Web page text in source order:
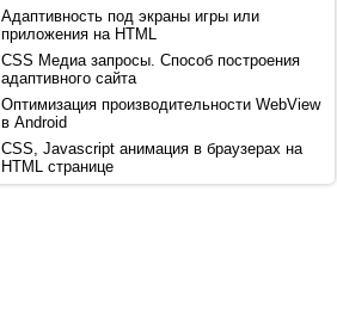
Адаптивность под экраны игры или
приложения на HTML
CSS Медиа запросы. Способ построения
адаптивного сайта
Оптимизация производительности WebView
в Android
CSS, Javascript анимация в браузерах на
HTML странице